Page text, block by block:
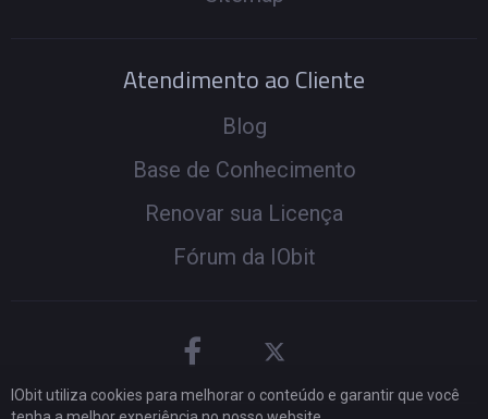
Atendimento ao Cliente
Blog
Base de Conhecimento
Renovar sua Licença
Fórum da IObit
IObit utiliza cookies para melhorar o conteúdo e garantir que você